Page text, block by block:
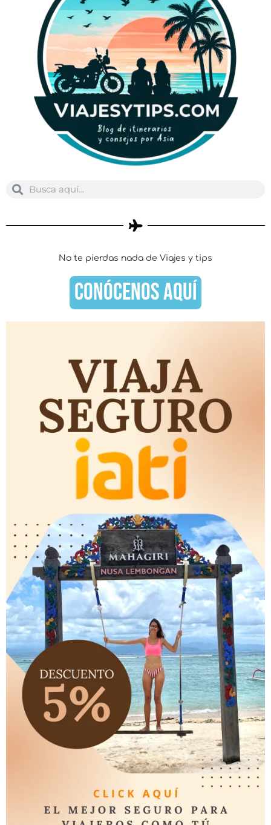
BuscarBuscar
No te pierdas nada de Viajes y tips
CONÓCENOS AQUÍ